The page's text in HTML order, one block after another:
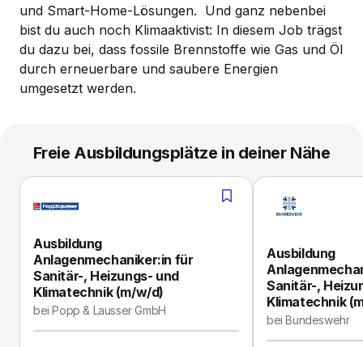
und Smart-Home-Lösungen. Und ganz nebenbei
bist du auch noch Klimaaktivist: In diesem Job trägst
du dazu bei, dass fossile Brennstoffe wie Gas und Öl
durch erneuerbare und saubere Energien
umgesetzt werden.
Freie Ausbildungsplätze in deiner Nähe
Ausbildung
Anlagenmechaniker:in für
Sanitär-, Heizungs- und
Klimatechnik (m/w/d)
beiPopp & Lausser GmbH
Ausbildung
Sanitär-,
Klimatechnik
beiBundeswehr